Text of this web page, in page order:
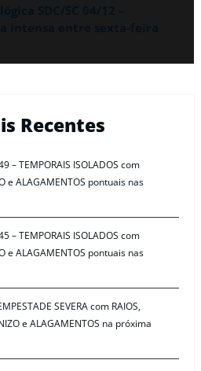
Recentes
– TEMPORAIS ISOLADOS com
e ALAGAMENTOS pontuais nas
– TEMPORAIS ISOLADOS com
e ALAGAMENTOS pontuais nas
SEVERA com RAIOS,
e ALAGAMENTOS na próxima